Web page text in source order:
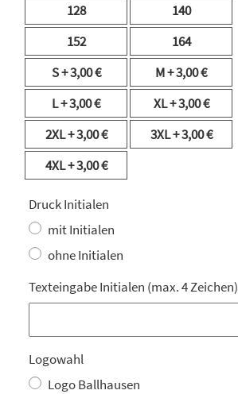
128
140
152
164
S+ 3,00 € M+ 3,00 €
L+ 3,00 € XL+ 3,00 €
2XL+ 3,00 € 3XL+ 3,00 €
4XL+ 3,00 €
Druck Initialen
mit Initialen
ohne Initialen
Texteingabe Initialen (max. 4 Zeichen)
Logowahl
Logo Ballhausen